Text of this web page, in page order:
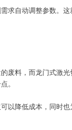
求自动调整参数。
废料，而龙门式激
。
以降低成本，同时